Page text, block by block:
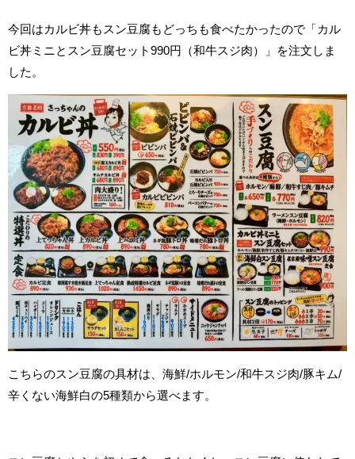
今回はカルビ丼もスン豆腐もどっちも食べたかったので「カル
ビ丼ミニとスン豆腐セット990円（和牛スジ肉）」を注文しま
した。
こちらのスン豆腐の具材は、海鮮/ホルモン/和牛スジ肉/豚キム/
辛くない海鮮白の5種類から選べます。